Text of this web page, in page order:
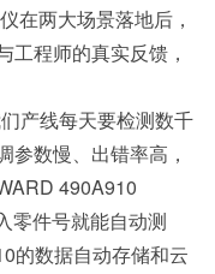
在两大场景落地后，
工程师的真实反馈，
产线每天要检测数千
参数慢、出错率高，
490A910
零件号就能自动测
的数据自动存储和云